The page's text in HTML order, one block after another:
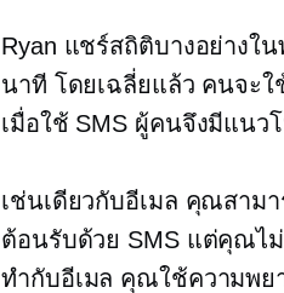
Ryan แชร์สถิติบางอย่างใ
นาที โดยเฉลี่ยแล้ว คนจะ
เมื่อใช้ SMS ผู้คนจึงมีแน
เช่นเดียวกับอีเมล คุณสาม
ต้อนรับด้วย SMS แต่คุณไ
ทำกับอีเมล คุณใช้ความพย